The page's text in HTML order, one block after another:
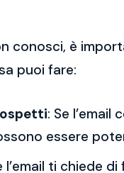
conosci, è
puoi fare:
: Se
essere
l’email ti chiede